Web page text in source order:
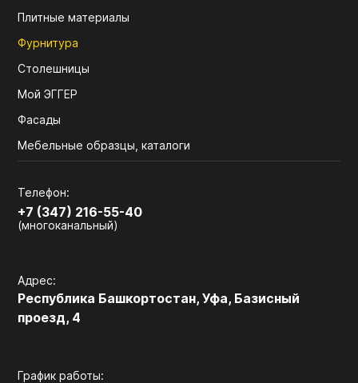
Плитные материалы
Фурнитура
Столешницы
Мой ЭГГЕР
Фасады
Мебельные образцы, каталоги
Телефон:
+7 (347) 216-55-40
(многоканальный)
Адрес:
Республика Башкортостан, Уфа, Базисный
проезд, 4
График работы: